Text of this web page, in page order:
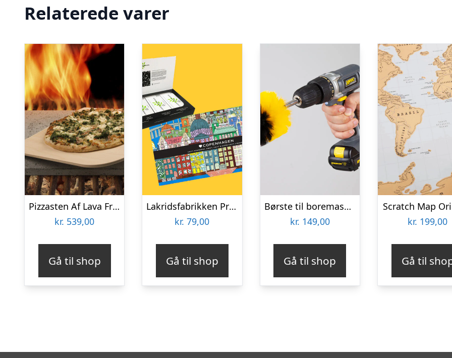
Relaterede varer
Pizzasten Af Lava Fra Etna
kr. 539,00
Gå til shop
Lakridsfabrikken Premiumlakrids – Copenhagen
kr. 79,00
Gå til shop
Børste til boremaskine 3-pak – Wibbri
kr. 149,00
Gå til shop
Scratch Map
kr. 199,00
Gå til